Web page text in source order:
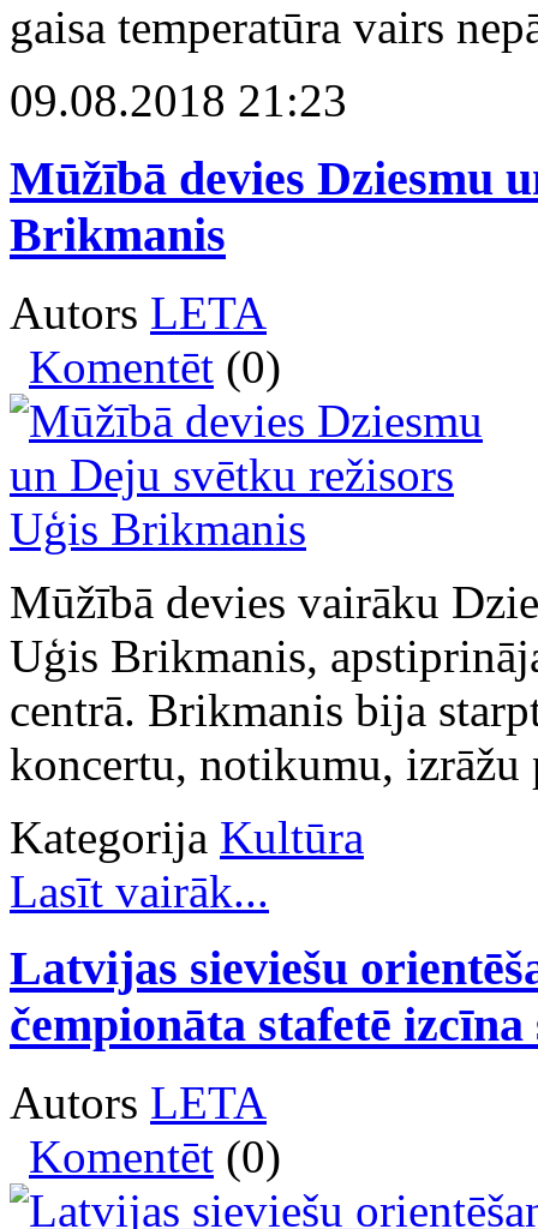
gaisa temperatūra vairs
09.08.2018 21:23
Mūžībā devies Dziesmu
Brikmanis
Autors LETA
Komentēt (0)
Mūžībā devies vairāku
Uģis Brikmanis,
centrā. Brikmanis bija
koncertu, notikumu, izrāžu
Kategorija Kultūra
Lasīt vairāk...
Latvijas sieviešu
čempionāta stafetē
Autors LETA
Komentēt (0)